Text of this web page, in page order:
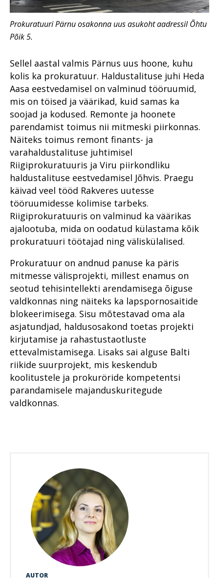
Prokuratuuri Pärnu osakonna uus asukoht aadressil Õhtu
Põik 5.
Sellel aastal valmis Pärnus uus hoone, kuhu
kolis ka prokuratuur. Haldustalituse juhi Heda
Aasa eestvedamisel on valminud tööruumid,
mis on töised ja väärikad, kuid samas ka
soojad ja kodused. Remonte ja hoonete
parendamist toimus nii mitmeski piirkonnas.
Näiteks toimus remont finants- ja
varahaldustalituse juhtimisel
Riigiprokuratuuris ja Viru piirkondliku
haldustalituse eestvedamisel Jõhvis. Praegu
käivad veel tööd Rakveres uutesse
tööruumidesse kolimise tarbeks.
Riigiprokuratuuris on valminud ka väärikas
ajalootuba, mida on oodatud külastama kõik
prokuratuuri töötajad ning väliskülalised.
Prokuratuur on andnud panuse ka päris
mitmesse välisprojekti, millest enamus on
seotud tehisintellekti arendamisega õiguse
valdkonnas ning näiteks ka lapspornosaitide
blokeerimisega. Sisu mõtestavad oma ala
asjatundjad, haldusosakond toetas projekti
kirjutamise ja rahastustaotluste
ettevalmistamisega. Lisaks sai alguse Balti
riikide suurprojekt, mis keskendub
koolitustele ja prokuröride kompetentsi
parandamisele majanduskuritegude
valdkonnas.
AUTOR